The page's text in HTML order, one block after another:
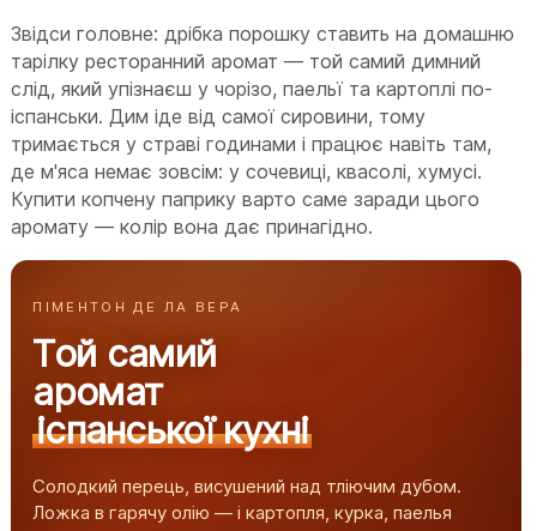
Звідси головне: дрібка порошку ставить на домашню
тарілку ресторанний аромат — той самий димний
слід, який упізнаєш у чорізо, паельї та картоплі по-
іспанськи. Дим іде від самої сировини, тому
тримається у страві годинами і працює навіть там,
де м'яса немає зовсім: у сочевиці, квасолі, хумусі.
Купити копчену паприку варто саме заради цього
аромату — колір вона дає принагідно.
ПІМЕНТОН ДЕ ЛА ВЕРА
Той самий
аромат
іспанської кухні
Солодкий перець, висушений над тліючим дубом.
Ложка в гарячу олію — і картопля, курка, паелья